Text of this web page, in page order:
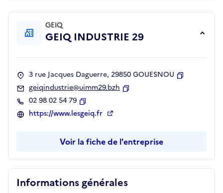
Informations générales
GEIQ
GEIQ INDUSTRIE 29
3 rue Jacques Daguerre, 29850 GOUESNOU
geiqindustrie@uimm29.bzh
02 98 02 54 79
Copier
https://www.lesgeiq.fr
Voir la fiche de l'entreprise